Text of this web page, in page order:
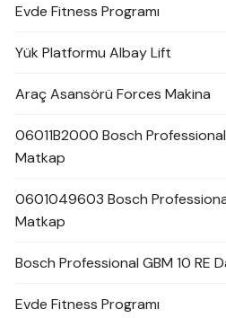
Evde Fitness Programı
Yük Platformu Albay Lift
Araç Asansörü Forces Makina
06011B2000 Bosch
Matkap
0601049603 Bosch
Matkap
Bosch Professional GBM 10 RE
Evde Fitness Programı